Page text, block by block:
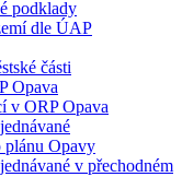
podklady
dle ÚAP
části
Opava
v ORP Opava
plánu Opavy
v přechodném